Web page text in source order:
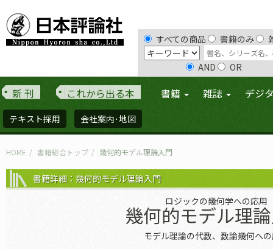
すべての商品 書籍のみ
AND OR
新 刊 これから出る本 書籍 雑誌 デジ
テキスト採用 会社案内･地図
HOME 書籍総合トップ 幾何的モデル理論入門
書籍詳細：幾何的モデル理論入門
ロジックの幾何学への応用
幾何的モデル理
モデル理論の代数、数論幾何へ